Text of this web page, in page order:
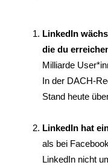
LinkedIn
die du
Milliarde
In der DACH-
Stand heute
LinkedIn hat
als bei
LinkedIn nicht